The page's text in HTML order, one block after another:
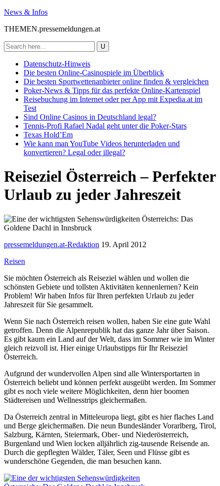
News & Infos
THEMEN.pressemeldungen.at
Datenschutz-Hinweis
Die besten Online-Casinospiele im Überblick
Die besten Sportwettenanbieter online finden & vergleichen
Poker-News & Tipps für das perfekte Online-Kartenspiel
Reisebuchung im Internet oder per App mit Expedia.at im
Test
Sind Online Casinos in Deutschland legal?
Tennis-Profi Rafael Nadal geht unter die Poker-Stars
Texas Hold’Em
Wie kann man YouTube Videos herunterladen und
konvertieren? Legal oder illegal?
Reiseziel Österreich – Perfekter
Urlaub zu jeder Jahreszeit
pressemeldungen.at-Redaktion 19. April 2012
Reisen
Sie möchten Österreich als Reiseziel wählen und wollen die
schönsten Gebiete und tollsten Aktivitäten kennenlernen? Kein
Problem! Wir haben Infos für Ihren perfekten Urlaub zu jeder
Jahreszeit für Sie gesammelt.
Wenn Sie nach Österreich reisen wollen, haben Sie eine gute Wahl
getroffen. Denn die Alpenrepublik hat das ganze Jahr über Saison.
Es gibt kaum ein Land auf der Welt, dass im Sommer wie im Winter
gleich reizvoll ist. Hier einige Urlaubstipps für Ihr Reiseziel
Österreich.
Aufgrund der wundervollen Alpen sind alle Wintersportarten in
Österreich beliebt und können perfekt ausgeübt werden. Im Sommer
gibt es noch viele weitere Möglichkeiten, denn hier boomen
Städtereisen und Wellnesstrips gleichermaßen.
Da Österreich zentral in Mitteleuropa liegt, gibt es hier flaches Land
und Berge gleichermaßen. Die neun Bundesländer Vorarlberg, Tirol,
Salzburg, Kärnten, Steiermark, Ober- und Niederösterreich,
Burgenland und Wien locken alljährlich zig-tausende Reisende an.
Durch die gepflegten Wälder, Täler, Seen und Flüsse gibt es
wunderschöne Gegenden, die man besuchen kann.